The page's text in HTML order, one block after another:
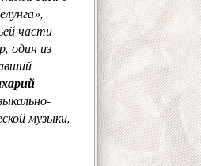
части
один из
музыки,